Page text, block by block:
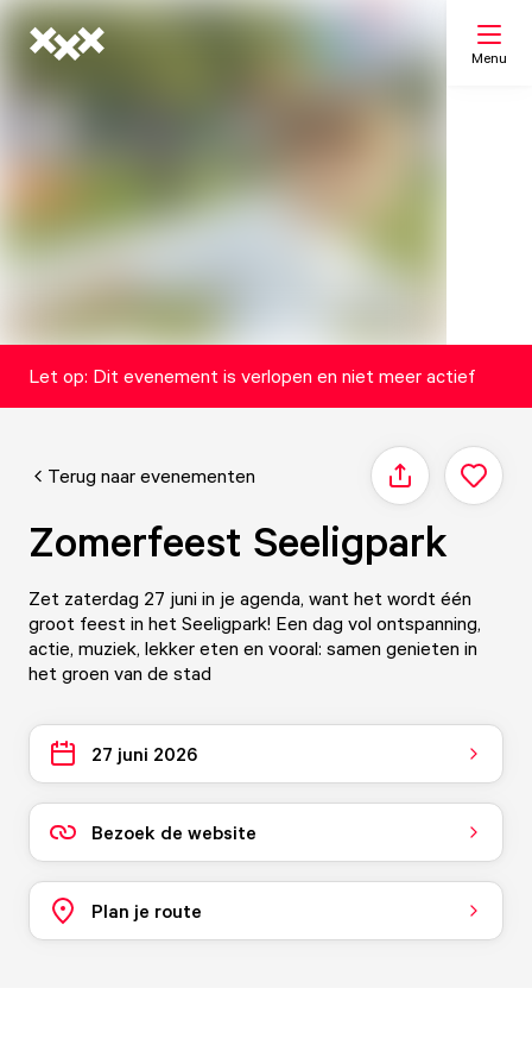
Menu
Let op: Dit evenement is verlopen en niet meer actief
Terug naar evenementen Delen
Zomerfeest Seeligpark
Zet zaterdag 27 juni in je agenda, want het wordt één
groot feest in het Seeligpark! Een dag vol ontspanning,
actie, muziek, lekker eten en vooral: samen genieten in
het groen van de stad
27 juni 2026
Bezoek de website
Plan je route